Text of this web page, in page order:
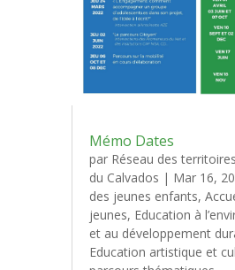
Mémo Dates
par Réseau des
du Calvados | Mar 16,
des jeunes enfants,
jeunes, Education à
et au développement
Education artistique et